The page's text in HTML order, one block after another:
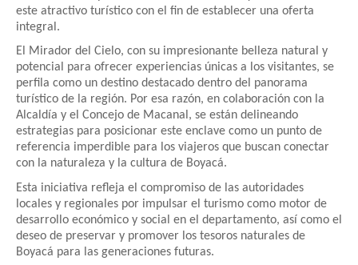
este atractivo turístico con el fin de establecer una oferta
integral.
El Mirador del Cielo, con su impresionante belleza natural y
potencial para ofrecer experiencias únicas a los visitantes, se
perfila como un destino destacado dentro del panorama
turístico de la región. Por esa razón, en colaboración con la
Alcaldía y el Concejo de Macanal, se están delineando
estrategias para posicionar este enclave como un punto de
referencia imperdible para los viajeros que buscan conectar
con la naturaleza y la cultura de Boyacá.
Esta iniciativa refleja el compromiso de las autoridades
locales y regionales por impulsar el turismo como motor de
desarrollo económico y social en el departamento, así como el
deseo de preservar y promover los tesoros naturales de
Boyacá para las generaciones futuras.